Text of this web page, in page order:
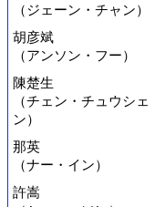
（ジェーン・チャン）
胡彦斌
（アンソン・フー）
陳楚生
（チェン・チュウシェ
ン）
那英
（ナー・イン）
許嵩